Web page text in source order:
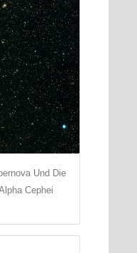
Und Die
Cephei